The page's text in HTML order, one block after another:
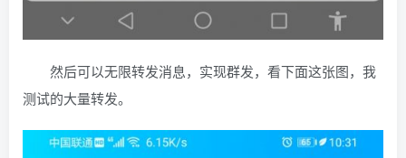
然后可以无限转发消息，实现群发，看下面这张图，我
测试的大量转发。